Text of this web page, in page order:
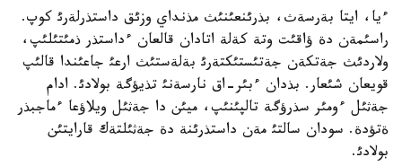
ءيا، ايتا بةرسةث، بذرئنعئنئث مذنداي وزئق داستذرلةرئ كوپ.
راسئمةن دة ؤاقئت وتة كةلة اتادان قالعان ءداستذر ذمئتئلئپ،
ولاردئث جةتكةن جةتئستئكتةرئ بةلةستئث ارعئ جاعئندا قالئپ
قويعان شئعار. بذدان ءبئر-اق نارسةنئ تذيؤگة بولادئ. ادام
جةثئل ءومئر سذرؤگة تالپئنئپ، ميئن دا جةثئل ويلاؤعا ءماجبذر
ةتؤدة. سودان سالتئ مةن داستذرئنة دة جةثئلتةك قارايتئن
بولادئ.